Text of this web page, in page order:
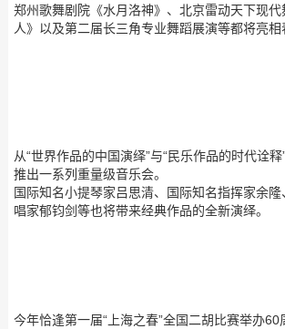
郑州歌舞剧院《水月洛神》、北京雷动天下现
人》以及第二届长三角专业舞蹈展演等都将亮相
从“世界作品的中国演绎”与“民乐作品的时代诠
推出一系列重量级音乐会。
国际知名小提琴家吕思清、国际知名指挥家余
唱家郁钧剑等也将带来经典作品的全新演绎。
今年恰逢第一届“上海之春”全国二胡比赛举办60